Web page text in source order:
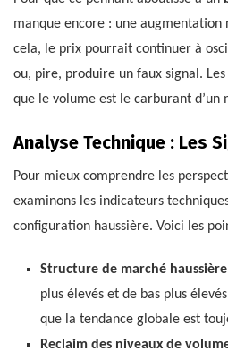
manque encore : une augmentation
cela, le prix pourrait continuer à
ou, pire, produire un faux signal.
que le volume est le carburant d’un
Analyse Technique : Les
Pour mieux comprendre les
examinons les indicateurs
configuration haussière. Voici les
Structure de marché haussière
plus élevés et de bas plus
que la tendance globale est
Reclaim des niveaux de